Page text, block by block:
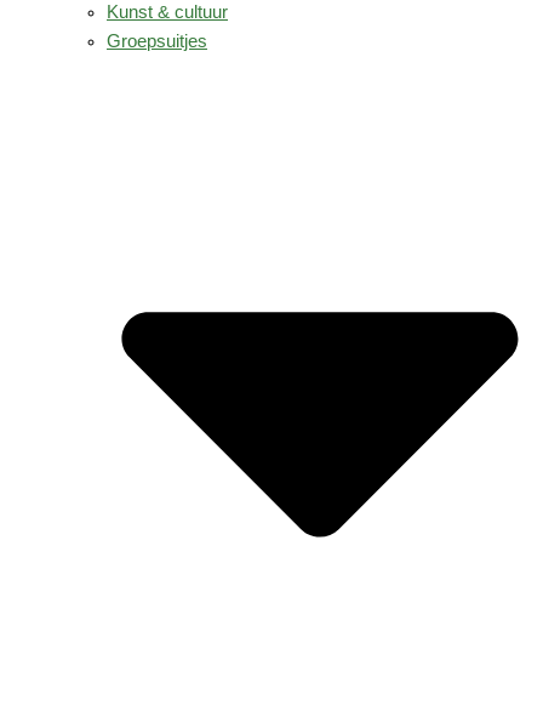
Kunst & cultuur
Groepsuitjes